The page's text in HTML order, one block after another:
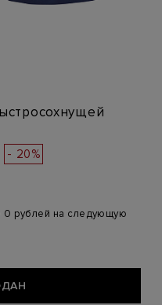
- 20%
0 рублей на следующую